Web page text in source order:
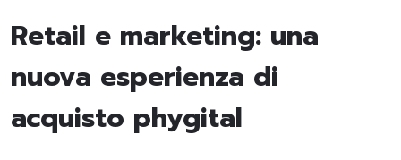
Retail e marketing: una
nuova esperienza di
acquisto phygital